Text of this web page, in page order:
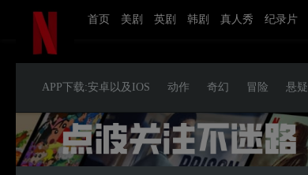
首页 美剧 英剧 韩剧 真人秀 纪录片
APP下载:安卓以及IOS 动作 奇幻 冒险 悬疑